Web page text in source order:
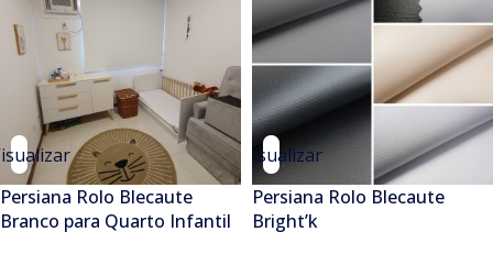
Persiana Rolo Blecaute
Branco para Quarto Infantil
Visualizar
Persiana Rolo Blecaute
Bright’k